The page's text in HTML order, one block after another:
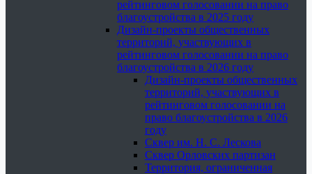
рейтинговом голосовании на право
благоустройства в 2025 году
Дизайн-проекты общественных
территорий, участвующих в
рейтинговом голосовании на право
благоустройства в 2026 году
Дизайн-проекты общественных
территорий, участвующих в
рейтинговом голосовании на
право благоустройства в 2026
году
Сквер им. Н. С. Лескова
Сквер Орловских партизан
Территория, ограниченная